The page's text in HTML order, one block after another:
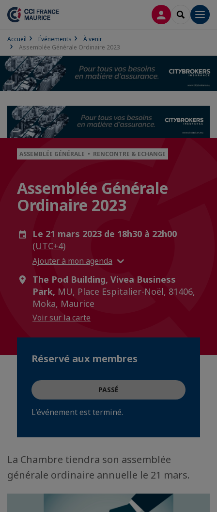
CONNEXION
Accueil Événements
À venir
Assemblée Générale Ordinaire 2023
ASSEMBLÉE GÉNÉRALE • RENCONTRE & ECHANGE
Assemblée Générale
Ordinaire 2023
Le 21 mars 2023 de 18h30 à 22h00
(UTC+4)
Ajouter à mon agenda
The Pod Building, Vivea Business
Park, MU, Place Espitalier-Noël, 81406,
Moka, Maurice
Voir sur la carte
Réservé aux membres
PASSÉ
L'événement est terminé.
La Chambre tiendra son assemblée
générale ordinaire annuelle le 21 mars.